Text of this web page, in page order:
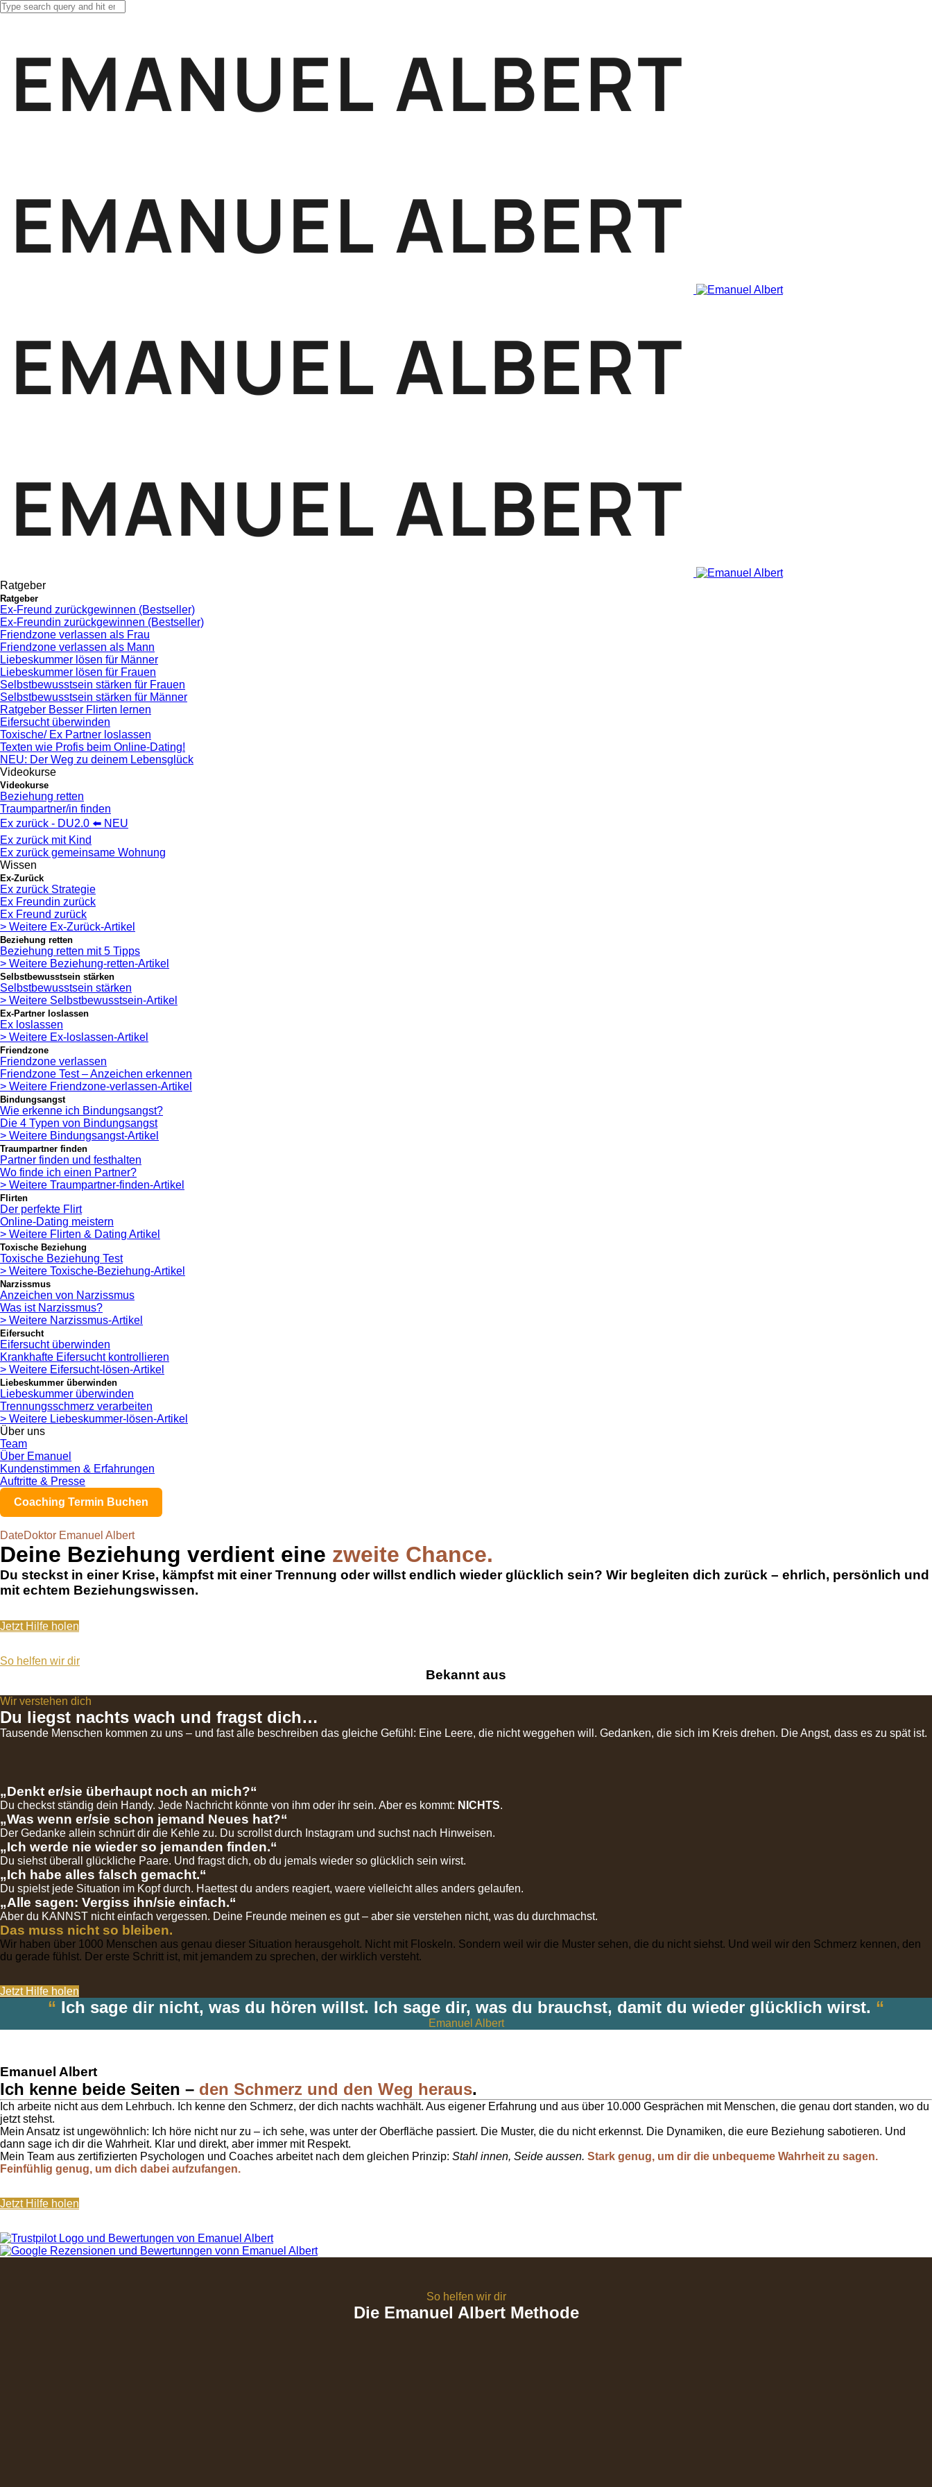
Ratgeber
Ratgeber
Ex-Freund zurückgewinnen (Bestseller)
Ex-Freundin zurückgewinnen (Bestseller)
Friendzone verlassen als Frau
Friendzone verlassen als Mann
Liebeskummer lösen für Männer
Liebeskummer lösen für Frauen
Selbstbewusstsein stärken für Frauen
Selbstbewusstsein stärken für Männer
Ratgeber Besser Flirten lernen
Eifersucht überwinden
Toxische/ Ex Partner loslassen
Texten wie Profis beim Online-Dating!
NEU: Der Weg zu deinem Lebensglück
Videokurse
Videokurse
Beziehung retten
Traumpartner/in finden
Ex zurück - DU2.0 ⬅️ NEU
Ex zurück mit Kind
Ex zurück gemeinsame Wohnung
Wissen
Ex-Zurück
Ex zurück Strategie
Ex Freundin zurück
Ex Freund zurück
> Weitere Ex-Zurück-Artikel
Beziehung retten
Beziehung retten mit 5 Tipps
> Weitere Beziehung-retten-Artikel
Selbstbewusstsein stärken
Selbstbewusstsein stärken
> Weitere Selbstbewusstsein-Artikel
Ex-Partner loslassen
Ex loslassen
> Weitere Ex-loslassen-Artikel
Friendzone
Friendzone verlassen
Friendzone Test – Anzeichen erkennen
> Weitere Friendzone-verlassen-Artikel
Bindungsangst
Wie erkenne ich Bindungsangst?
Die 4 Typen von Bindungsangst
> Weitere Bindungsangst-Artikel
Traumpartner finden
Partner finden und festhalten
Wo finde ich einen Partner?
> Weitere Traumpartner-finden-Artikel
Flirten
Der perfekte Flirt
Online-Dating meistern
> Weitere Flirten & Dating Artikel
Toxische Beziehung
Toxische Beziehung Test
> Weitere Toxische-Beziehung-Artikel
Narzissmus
Anzeichen von Narzissmus
Was ist Narzissmus?
> Weitere Narzissmus-Artikel
Eifersucht
Eifersucht überwinden
Krankhafte Eifersucht kontrollieren
> Weitere Eifersucht-lösen-Artikel
Liebeskummer überwinden
Liebeskummer überwinden
Trennungsschmerz verarbeiten
> Weitere Liebeskummer-lösen-Artikel
Über uns
Team
Über Emanuel
Kundenstimmen & Erfahrungen
Auftritte & Presse
Coaching Termin Buchen
DateDoktor Emanuel Albert
Deine Beziehung verdient eine zweite Chance.
Du steckst in einer Krise, kämpfst mit einer Trennung oder willst endlich wieder glücklich sein? Wir begleiten dich zurück – ehrlich, persönlich und
mit echtem Beziehungswissen.
Jetzt Hilfe holen
So helfen wir dir
Bekannt aus
Wir verstehen dich
Du liegst nachts wach und fragst dich…
Tausende Menschen kommen zu uns – und fast alle beschreiben das gleiche Gefühl: Eine Leere, die nicht weggehen will. Gedanken, die sich im Kreis drehen. Die Angst, dass es zu spät ist.
„Denkt er/sie überhaupt noch an mich?“
Du checkst ständig dein Handy. Jede Nachricht könnte von ihm oder ihr sein. Aber es kommt: NICHTS.
„Was wenn er/sie schon jemand Neues hat?“
Der Gedanke allein schnürt dir die Kehle zu. Du scrollst durch Instagram und suchst nach Hinweisen.
„Ich werde nie wieder so jemanden finden.“
Du siehst überall glückliche Paare. Und fragst dich, ob du jemals wieder so glücklich sein wirst.
„Ich habe alles falsch gemacht.“
Du spielst jede Situation im Kopf durch. Haettest du anders reagiert, waere vielleicht alles anders gelaufen.
„Alle sagen: Vergiss ihn/sie einfach.“
Aber du KANNST nicht einfach vergessen. Deine Freunde meinen es gut – aber sie verstehen nicht, was du durchmachst.
Das muss nicht so bleiben.
Wir haben über 1000 Menschen aus genau dieser Situation herausgeholt. Nicht mit Floskeln. Sondern weil wir die Muster sehen, die du nicht siehst. Und weil wir den Schmerz kennen, den
du gerade fühlst. Der erste Schritt ist, mit jemandem zu sprechen, der wirklich versteht.
Jetzt Hilfe holen
“ Ich sage dir nicht, was du hören willst. Ich sage dir, was du brauchst, damit du wieder glücklich wirst. “
Emanuel Albert
Emanuel Albert
Ich kenne beide Seiten – den Schmerz und den Weg heraus.
Ich arbeite nicht aus dem Lehrbuch. Ich kenne den Schmerz, der dich nachts wachhält. Aus eigener Erfahrung und aus über 10.000 Gesprächen mit Menschen, die genau dort standen, wo du
jetzt stehst.
Mein Ansatz ist ungewöhnlich: Ich höre nicht nur zu – ich sehe, was unter der Oberfläche passiert. Die Muster, die du nicht erkennst. Die Dynamiken, die eure Beziehung sabotieren. Und
dann sage ich dir die Wahrheit. Klar und direkt, aber immer mit Respekt.
Mein Team aus zertifizierten Psychologen und Coaches arbeitet nach dem gleichen Prinzip: Stahl innen, Seide aussen. Stark genug, um dir die unbequeme Wahrheit zu sagen.
Feinfühlig genug, um dich dabei aufzufangen.
Jetzt Hilfe holen
So helfen wir dir
Die Emanuel Albert Methode